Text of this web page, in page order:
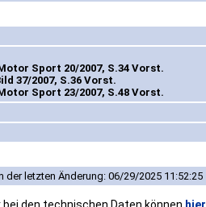
Sport 20/2007, S.34 Vorst.
37/2007, S.36 Vorst.
Sport 23/2007, S.48 Vorst.
der letzten Änderung: 06/29/2025 11:52:25